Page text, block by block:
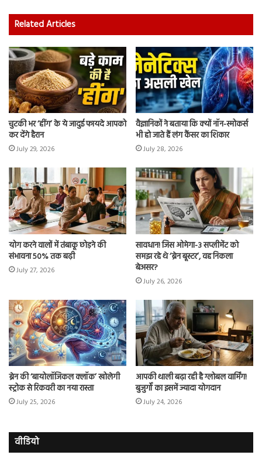
Related Articles
चुटकी भर ‘हींग’ के ये जादुई फायदे आपको
कर देंगे हैरान
July 29, 2026
वैज्ञानिकों ने बताया कि क्यों नॉन-स्मोकर्स
भी हो जाते हैं लंग कैंसर का शिकार
July 28, 2026
योग करने वालों में तंबाकू छोड़ने की
संभावना 50% तक बढ़ी
July 27, 2026
सावधान! जिस ओमेगा-3 सप्लीमेंट को
समझ रहे थे ‘ब्रेन बूस्टर’, वह निकला
बेअसर?
July 26, 2026
ब्रेन की ‘बायोलॉजिकल क्लॉक’ खोलेगी
स्ट्रोक से रिकवरी का नया रास्ता
July 25, 2026
आपकी थाली बढ़ा रही है ग्लोबल वार्मिंग!
बुजुर्गों का इसमें ज्यादा योगदान
July 24, 2026
वीडियो